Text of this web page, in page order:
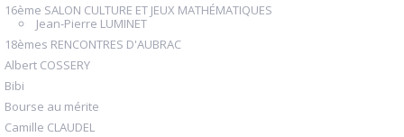
16ème SALON CULTURE ET JEUX MATHÉMATIQUES
Jean-Pierre LUMINET
18èmes RENCONTRES D'AUBRAC
Albert COSSERY
Bibi
Bourse au mérite
Camille CLAUDEL